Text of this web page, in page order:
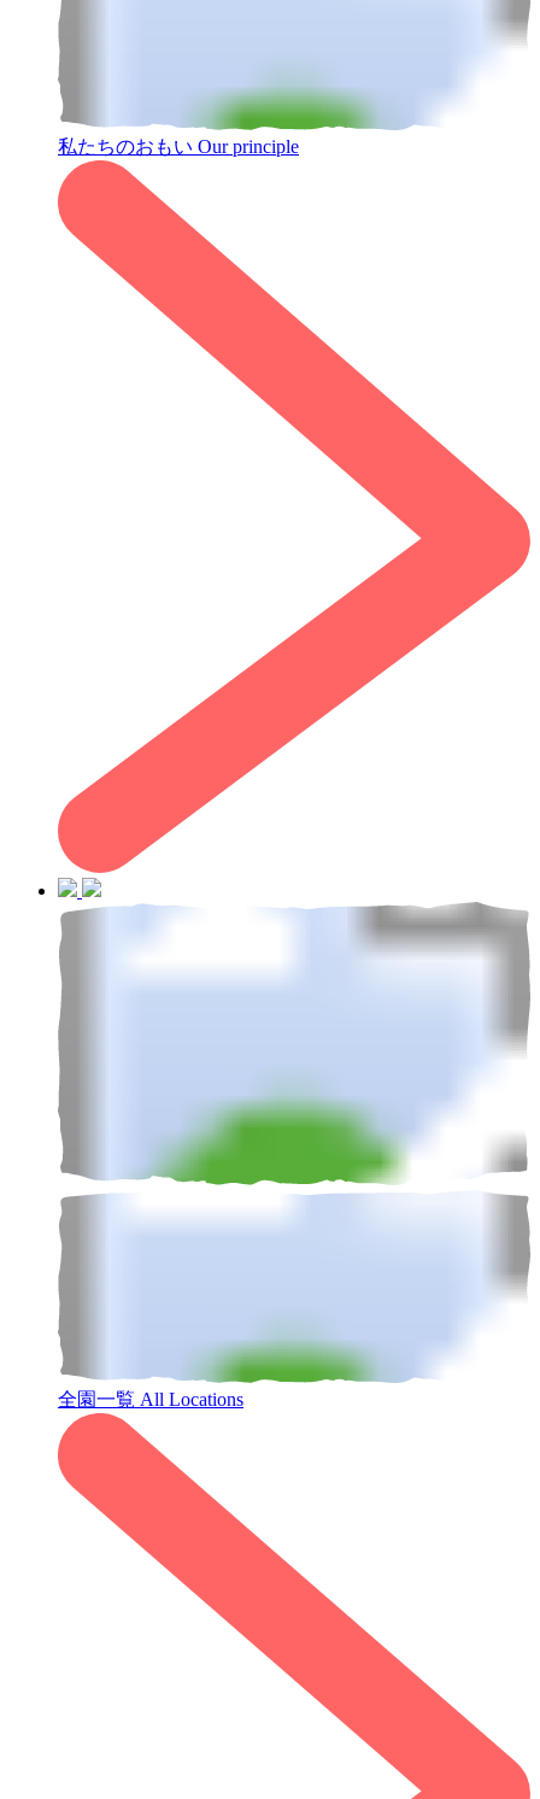
私たちのおもい Our principle
全園一覧 All Locations